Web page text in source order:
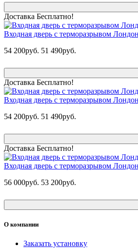
Доставка Бесплатно!
Входная дверь с терморазрывом
54 200руб. 51 490руб.
Доставка Бесплатно!
Входная дверь с терморазрывом
54 200руб. 51 490руб.
Доставка Бесплатно!
Входная дверь с терморазрывом
56 000руб. 53 200руб.
О компании
Заказать установку